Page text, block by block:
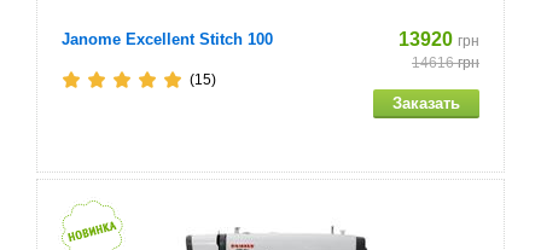
Janome Excellent Stitch 100 13920 грн
14616грн
(15)